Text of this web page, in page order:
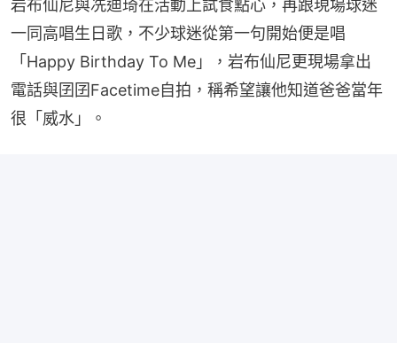
岩布仙尼與冼迪琦在活動上試食點心，再跟現場球迷
一同高唱生日歌，不少球迷從第一句開始便是唱
「Happy Birthday To Me」，岩布仙尼更現場拿出
電話與囝囝Facetime自拍，稱希望讓他知道爸爸當年
很「威水」。